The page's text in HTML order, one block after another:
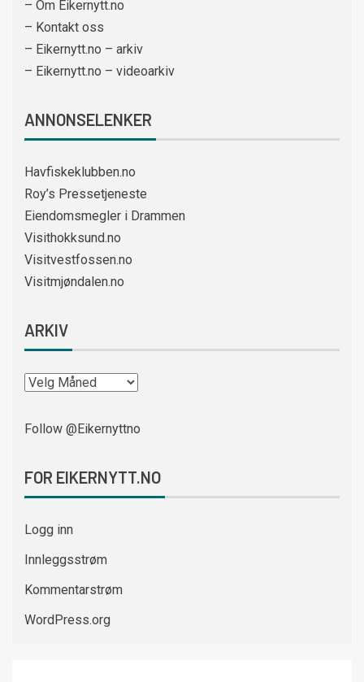
– Om Eikernytt.no
– Kontakt oss
– Eikernytt.no – arkiv
– Eikernytt.no – videoarkiv
ANNONSELENKER
Havfiskeklubben.no
Roy’s Pressetjeneste
Eiendomsmegler i Drammen
Visithokksund.no
Visitvestfossen.no
Visitmjøndalen.no
ARKIV
Follow @Eikernyttno
FOR EIKERNYTT.NO
Logg inn
Innleggsstrøm
Kommentarstrøm
WordPress.org